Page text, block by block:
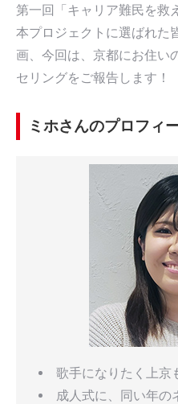
第一回「キャリア難民を救
本プロジェクトに選ばれた
画、今回は、京都にお住い
セリングをご報告します！
ミホさんのプロフ
歌手になりたく上京
成人式に、同い年の